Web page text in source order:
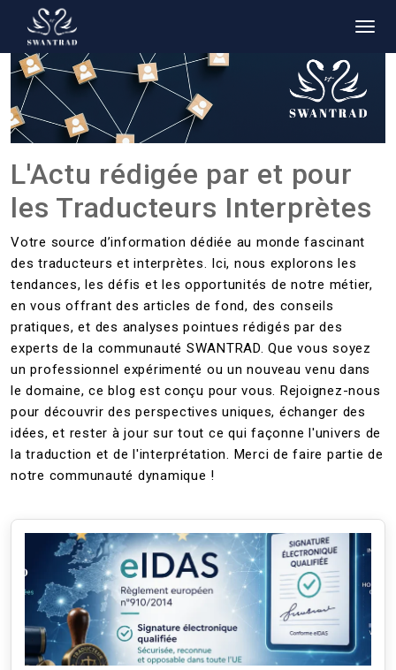
L'Actu rédigée par et pour
les Traducteurs Interprètes
Votre source d’information dédiée au monde fascinant
des traducteurs et interprètes. Ici, nous explorons les
tendances, les défis et les opportunités de notre métier,
en vous offrant des articles de fond, des conseils
pratiques, et des analyses pointues rédigés par des
experts de la communauté SWANTRAD. Que vous soyez
un professionnel expérimenté ou un nouveau venu dans
le domaine, ce blog est conçu pour vous. Rejoignez-nous
pour découvrir des perspectives uniques, échanger des
idées, et rester à jour sur tout ce qui façonne l'univers de
la traduction et de l'interprétation. Merci de faire partie de
notre communauté dynamique !